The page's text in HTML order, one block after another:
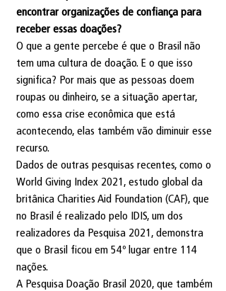
encontrar organizações de confiança para
receber essas doações?
O que a gente percebe é que o Brasil não
tem uma cultura de doação. E o que isso
significa? Por mais que as pessoas doem
roupas ou dinheiro, se a situação apertar,
como essa crise econômica que está
acontecendo, elas também vão diminuir esse
recurso.
Dados de outras pesquisas recentes, como o
World Giving Index 2021, estudo global da
britânica Charities Aid Foundation (CAF), que
no Brasil é realizado pelo IDIS, um dos
realizadores da Pesquisa 2021, demonstra
que o Brasil ficou em 54º lugar entre 114
nações.
A Pesquisa Doação Brasil 2020, que também